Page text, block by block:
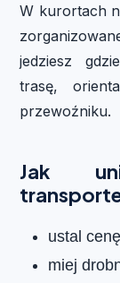
W kurortach
jedziesz
trasę,
przewoźniku.
Jak
ustal
miej